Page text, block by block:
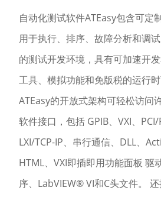
自动化测试软件ATEasy包含可定
用于执行、排序、故障分析和调
的测试开发环境，具有可加速开
工具、模拟功能和免版税的运行时
ATEasy的开放式架构可轻松访问
软件接口，包括 GPIB、VXI、PCI/
LXI/TCP-IP、串行通信、DLL、
HTML、VXI即插即用功能面板 驱
序、LabVIEW® VI和C头文件。 还